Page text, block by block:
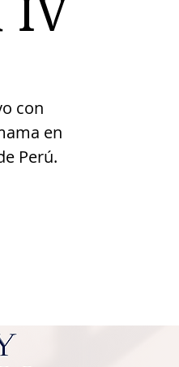
IV
con
en
Perú.